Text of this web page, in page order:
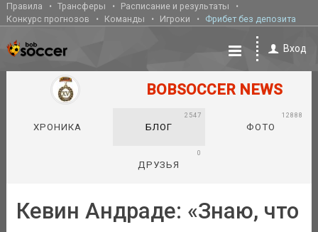
Правила Трансферы
Расписание и результаты
Конкурс прогнозов
Команды Игроки Фрибет без депозита
Вход
BOBSOCCER NEWS
ХРОНИКА БЛОГ
2547
ФОТО
12888
ДРУЗЬЯ
0
Кевин Андраде: «Знаю, что